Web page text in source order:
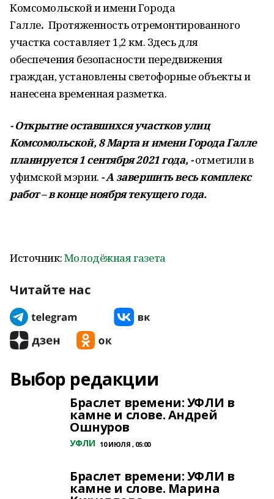
Комсомольской и имени Города
Галле. Протяженность отремонтированного
участка составляет 1,2 км. Здесь для
обеспечения безопасности передвижения
граждан, установлены светофорные объекты и
нанесена временная разметка.
- Открытие оставшихся участков улиц
Комсомольской, 8 Марта и имени Города Галле
планируется 1 сентября 2021 года, -отметили в
уфимской мэрии. - А завершить весь комплекс
работ – в конце ноября текущего года.
Источник:Молодёжная газета
Читайте нас
Выбор редакции
Браслет времени: УФЛИ в
камне и слове. Андрей
Ошнуров
УФЛИ 10 ИЮЛЯ , 05:00
Браслет времени: УФЛИ в
камне и слове. Марина